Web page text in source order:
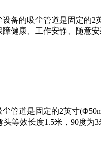
备的吸尘管道是固定的2
健康、工作安静、随意
道是固定的2英寸
等效长度1.5米，90度为